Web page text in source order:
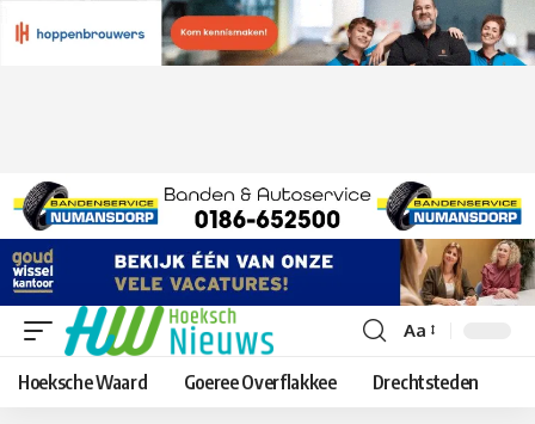
Lettergrootte
aanpassen
Aa
Hoeksche Waard Goeree Overflakkee Drechtsteden